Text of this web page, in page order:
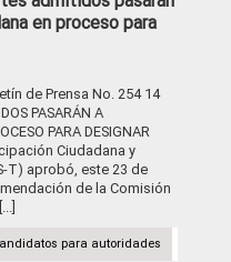
en proceso para
de Prensa No. 254 14
PASARÁN A
PARA DESIGNAR
Ciudadana y
T) aprobó, este 23 de
de la Comisión
para autoridades